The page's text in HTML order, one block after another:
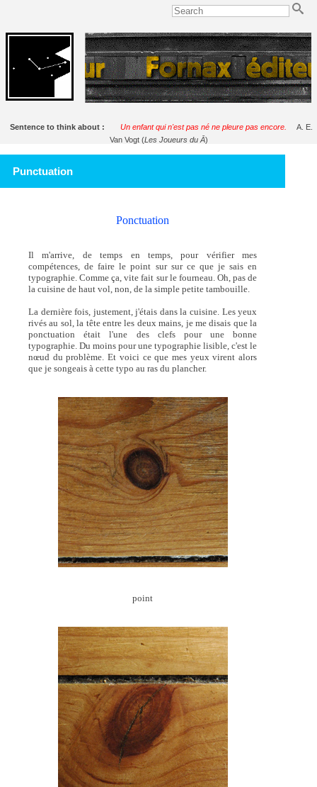
Sentence to think about : Un enfant qui n'est pas né ne pleure pas encore.
A. E.
Van Vogt (Les Joueurs du Ā)
Punctuation
Ponctuation
Il m'arrive, de temps en temps, pour vérifier mes
compétences, de faire le point sur sur ce que je sais en
typographie. Comme ça, vite fait sur le fourneau. Oh, pas de
la cuisine de haut vol, non, de la simple petite tambouille.
La dernière fois, justement, j'étais dans la cuisine. Les yeux
rivés au sol, la tête entre les deux mains, je me disais que la
ponctuation était l'une des clefs pour une bonne
typographie. Du moins pour une typographie lisible, c'est le
nœud du problème. Et voici ce que mes yeux virent alors
que je songeais à cette typo au ras du plancher.
point